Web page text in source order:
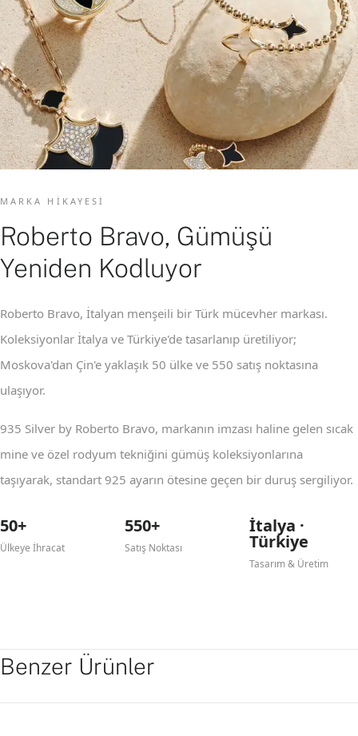
MARKA HIKAYESI
Roberto Bravo, Gümüşü
Yeniden Kodluyor
Roberto Bravo, İtalyan menşeili bir Türk mücevher markası.
Koleksiyonlar İtalya ve Türkiye'de tasarlanıp üretiliyor;
Moskova'dan Çin'e yaklaşık 50 ülke ve 550 satış noktasına
ulaşıyor.
935 Silver by Roberto Bravo, markanın imzası haline gelen sıcak
mine ve özel rodyum tekniğini gümüş koleksiyonlarına
taşıyarak, standart 925 ayarın ötesine geçen bir duruş sergiliyor.
50+
Ülkeye İhracat
550+
Satış Noktası
İtalya ·
Türkiye
Tasarım & Üretim
Benzer Ürünler